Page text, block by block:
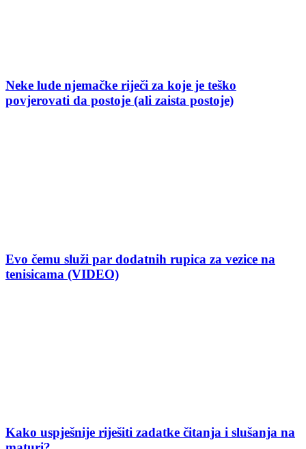
Neke lude njemačke riječi za koje je teško
povjerovati da postoje (ali zaista postoje)
Evo čemu služi par dodatnih rupica za vezice na
tenisicama (VIDEO)
Kako uspješnije riješiti zadatke čitanja i slušanja na